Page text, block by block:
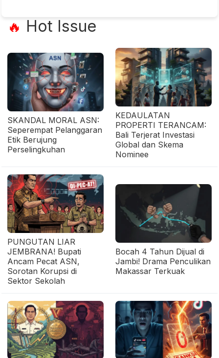
🔥 Hot Issue
SKANDAL MORAL ASN:
Seperempat Pelanggaran
Etik Berujung
Perselingkuhan
KEDAULATAN
PROPERTI TERANCAM:
Bali Terjerat Investasi
Global dan Skema
Nominee
PUNGUTAN LIAR
JEMBRANA! Bupati
Ancam Pecat ASN,
Sorotan Korupsi di
Sektor Sekolah
Bocah 4 Tahun Dijual di
Jambi! Drama Penculikan
Makassar Terkuak